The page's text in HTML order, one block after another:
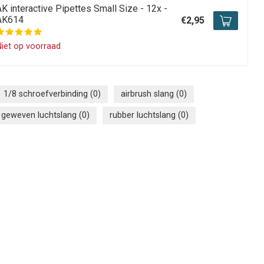
interactive Pipettes Small Size - 12x -
op voorraad
€2,95
1/8 schroefverbinding (0) airbrush slang (0)
geweven luchtslang (0) rubber luchtslang (0)